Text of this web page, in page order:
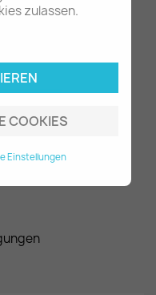
zulassen.
COOKIES
Einstellungen
die T2